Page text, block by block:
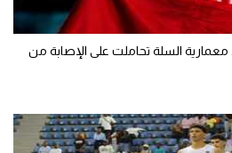
السلة تحاملت على الإصابة من